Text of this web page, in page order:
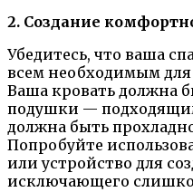
2. Создание
Убедитесь, что ваша
всем необходимым
Ваша кровать должна
подушки —
должна быть
Попробуйте
или устройство для
исключающего